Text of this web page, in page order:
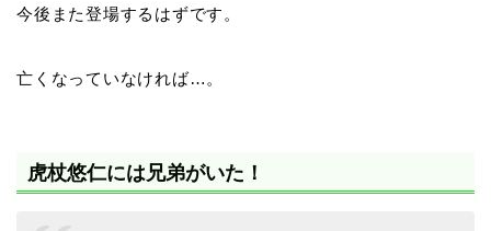
今後また登場するはずです。
亡くなっていなければ…。
虎杖悠仁には兄弟がいた！